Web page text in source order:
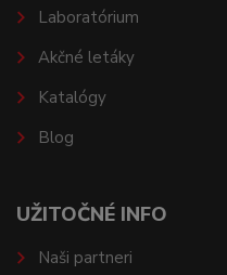
Laboratórium
Akčné letáky
Katalógy
Blog
UŽITOČNÉ INFO
Naši partneri